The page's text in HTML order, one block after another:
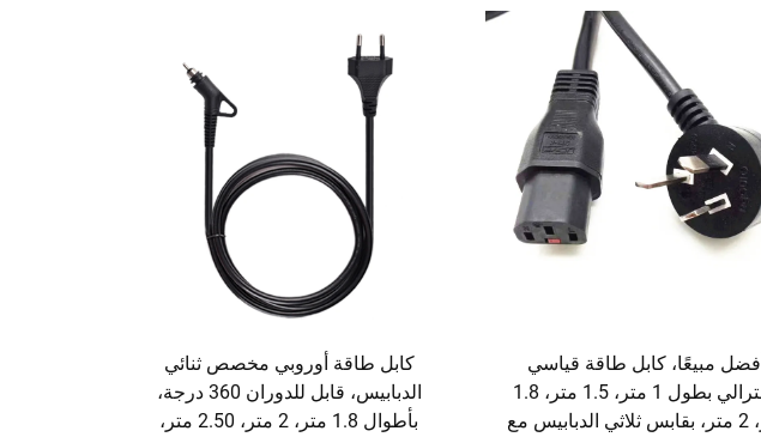
أفضل مبيعًا، كابل طاقة قياسي
أسترالي بطول 1 متر، 1.5 متر، 1.8
متر، 2 متر، بقابس ثلاثي الدبابيس مع
كابل طاقة أوروبي مخصص ثنائي
الدبابيس، قابل للدوران 360 درجة،
بأطوال 1.8 متر، 2 متر، 2.50 متر،